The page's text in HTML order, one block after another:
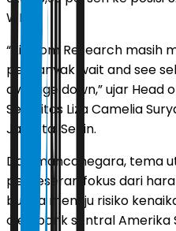
WIB.
“Kiwoom Research masih
perbanyak wait and see
average down,” ujar Head
Sekuritas Liza Camelia
Jakarta, Senin.
Dari mancanegara, tema
pergeseran fokus dari
bunga menuju risiko
oleh bank sentral Amerika